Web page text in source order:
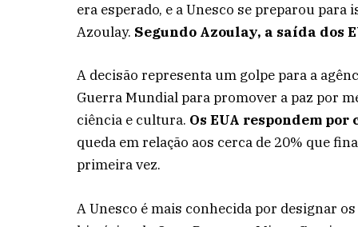
era esperado, e a Unesco se preparou para
Azoulay. Segundo Azoulay, a saída dos
A decisão representa um golpe para a
Guerra Mundial para promover a paz por
ciência e cultura. Os EUA respondem
queda em relação aos cerca de 20% que
primeira vez.
A Unesco é mais conhecida por designar